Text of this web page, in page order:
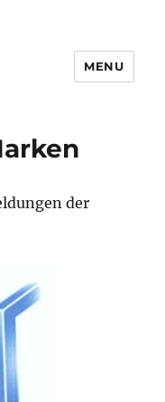
MENU
der